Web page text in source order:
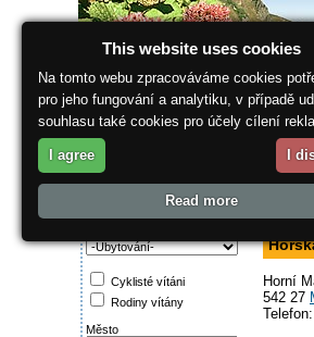
O regionu Vaše
Najděte si:
Cyklisté vítáni
Rodiny vítány
Město
Horní
542 27
This website uses cookies
Na tomto webu zpracováváme cookies
pro jeho fungování a analytiku, v případě
souhlasu také cookies pro účely cílení
I agree I
Read more